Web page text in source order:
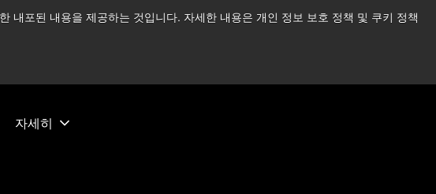
내포된 내용을 제공하는 것입니다. 자세한 내용은 개인 정보 보호 정책 및 쿠키 정책
운영되고 있습니다. 더 읽어보기 →
자세히